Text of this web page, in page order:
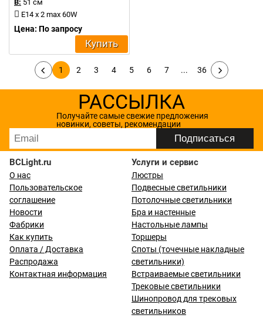
В: 51 см
E14 x 2 max 60W
Цена: По запросу
Купить
1 2 3 4 5 6 7 ... 36
РАССЫЛКА
Получайте самые свежие предложения
новинки, советы, рекомендации
BCLight.ru
О нас
Пользовательское
соглашение
Новости
Фабрики
Как купить
Оплата / Доставка
Распродажа
Контактная информация
Услуги и сервис
Люстры
Подвесные светильники
Потолочные светильники
Бра и настенные
Настольные лампы
Торшеры
Споты (точечные накладные
светильники)
Встраиваемые светильники
Трековые светильники
Шинопровод для трековых
светильников